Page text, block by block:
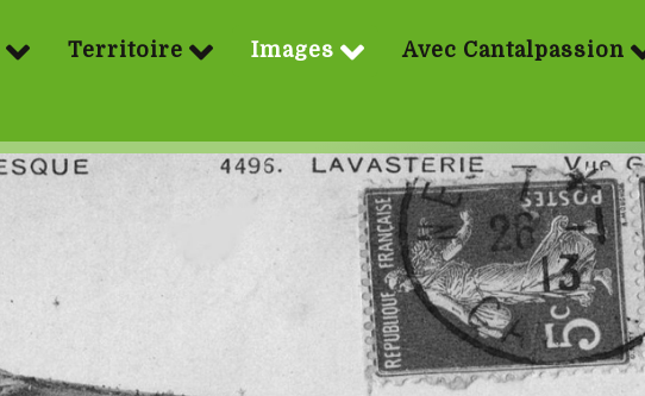
Territoire Images Avec Cantalpassion